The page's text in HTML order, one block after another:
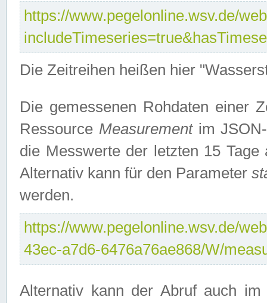
https://www.pegelonline.wsv.de/
Die Zeitreihen heißen hier
Die gemessenen Rohdaten einer
Ressource Measurementim JSON-
die Messwerte der letzten 15
Alternativ kann für den Parameter
werden.
https://www.pegelonline.wsv.de/
43ec-a7d6-6476a76ae868/W/
Alternativ kann der Abruf auch